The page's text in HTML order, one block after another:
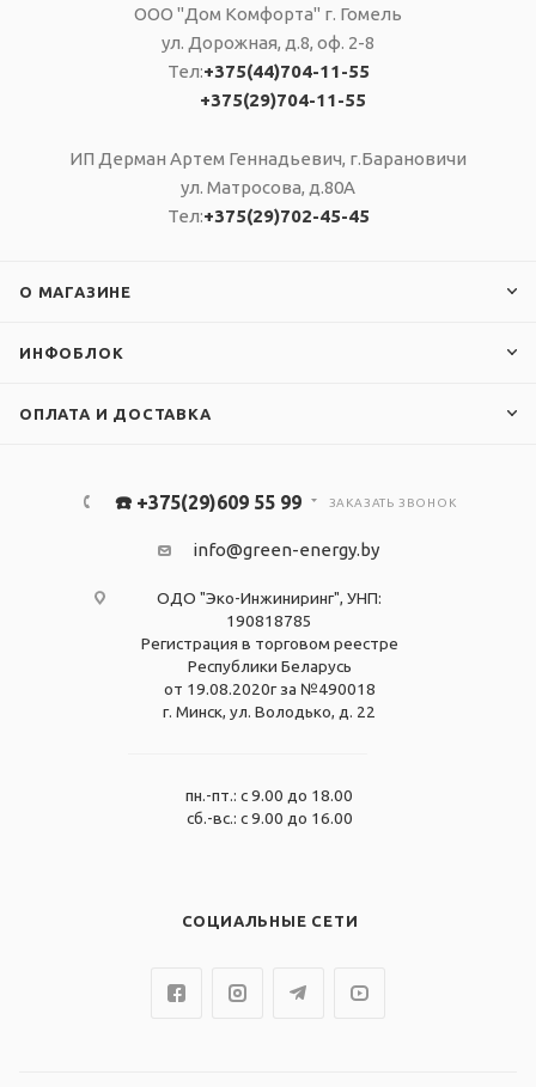
ООО "Дом Комфорта" г. Гомель
ул. Дорожная, д.8, оф. 2-8
Тел:+375(44)704-11-55
+375(29)704-11-55
ИП Дерман Артем Геннадьевич, г.Барановичи
ул. Матросова, д.80А
Тел:+375(29)702-45-45
О МАГАЗИНЕ
ИНФОБЛОК
ОПЛАТА И ДОСТАВКА
☎️ +375(29)609 55 99 ЗАКАЗАТЬ ЗВОНОК
info@green-energy.by
ОДО "Эко-Инжиниринг", УНП:
190818785
Регистрация в торговом реестре
Республики Беларусь
от 19.08.2020г за №490018
г. Минск, ул. Володько, д. 22
пн.-пт.: с 9.00 до 18.00
сб.-вс.: с 9.00 до 16.00
СОЦИАЛЬНЫЕ СЕТИ